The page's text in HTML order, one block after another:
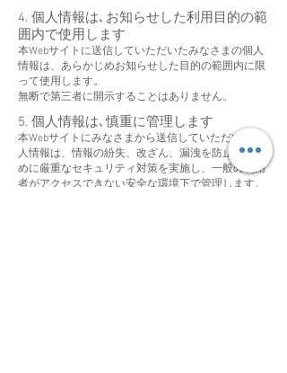
4. 個人情報は､お知らせした利用目的の範
囲内で使用します
本Webサイトに送信していただいたみなさまの個人
情報は、あらかじめお知らせした目的の範囲内に限
って使用します。
無断で第三者に開示することはありません。
5. 個人情報は､慎重に管理します
本Webサイトにみなさまから送信していただいた個
人情報は、情報の紛失、改ざん、漏洩を防止するた
めに厳重なセキュリティ対策を実施し、一般の利用
者がアクセスできない安全な環境下で管理します。